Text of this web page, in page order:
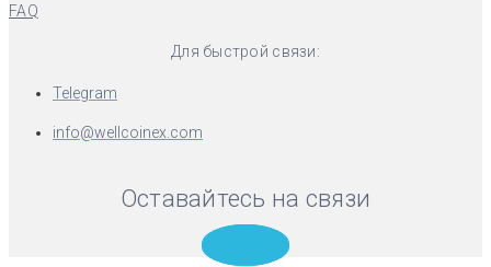
FAQ
Для быстрой связи:
Telegram
info@wellcoinex.com
Оставайтесь на связи